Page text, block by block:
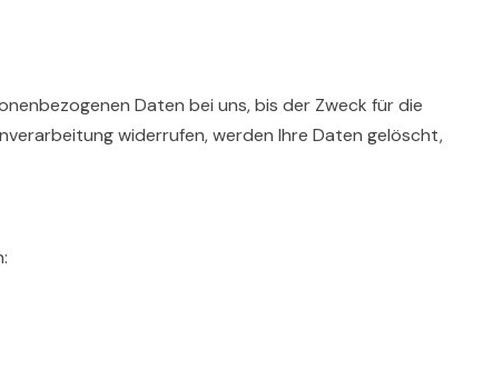
Daten bei uns, bis der Zweck für die
widerrufen, werden Ihre Daten gelöscht,